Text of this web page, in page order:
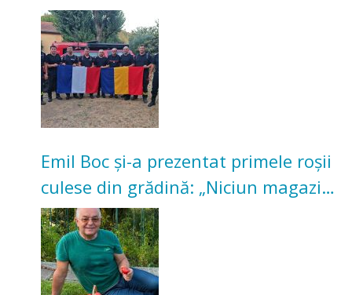
incendii de vegetație și pădure
Emil Boc și-a prezentat primele roșii
culese din grădină: „Niciun magazin
nu poate oferi această satisfacție”